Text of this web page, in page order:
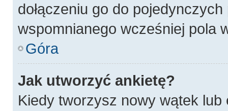
dołączeniu go do
wspomnianego wcześniej pola
Góra
Jak utworzyć ankietę?
Kiedy tworzysz nowy wątek